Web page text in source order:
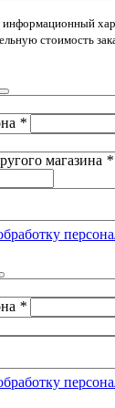
стоимость
*
магазина *
*